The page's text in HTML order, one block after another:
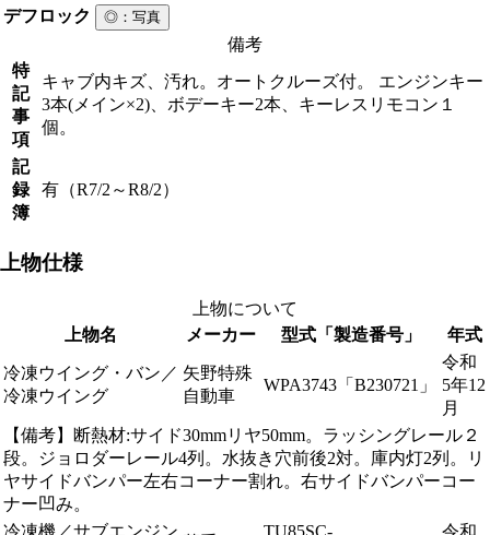
デフロック ◎ ：写真
備考
特
記
事
項
キャブ内キズ、汚れ。オートクルーズ付。 エンジンキー
3本(メイン×2)、ボデーキー2本、キーレスリモコン１
個。
記
録
簿
有（R7/2～R8/2）
上物仕様
上物について
上物名
メーカー 型式「製造番号」 年式
冷凍ウイング・バン／
冷凍ウイング
矢野特殊
自動車
WPA3743「B230721」
令和
5年12
月
【備考】断熱材:サイド30mmリヤ50mm。ラッシングレール２
段。ジョロダーレール4列。水抜き穴前後2対。庫内灯2列。リ
ヤサイドバンパー左右コーナー割れ。右サイドバンパーコー
ナー凹み。
冷凍機／サブエンジン
TU85SC-
令和